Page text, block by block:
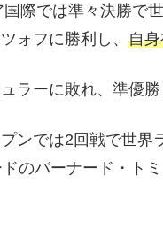
際では準々決勝で
ォフに勝利し、 自
ラーに敗れ、準優勝
ンでは2回戦で世界
のバーナード・ト